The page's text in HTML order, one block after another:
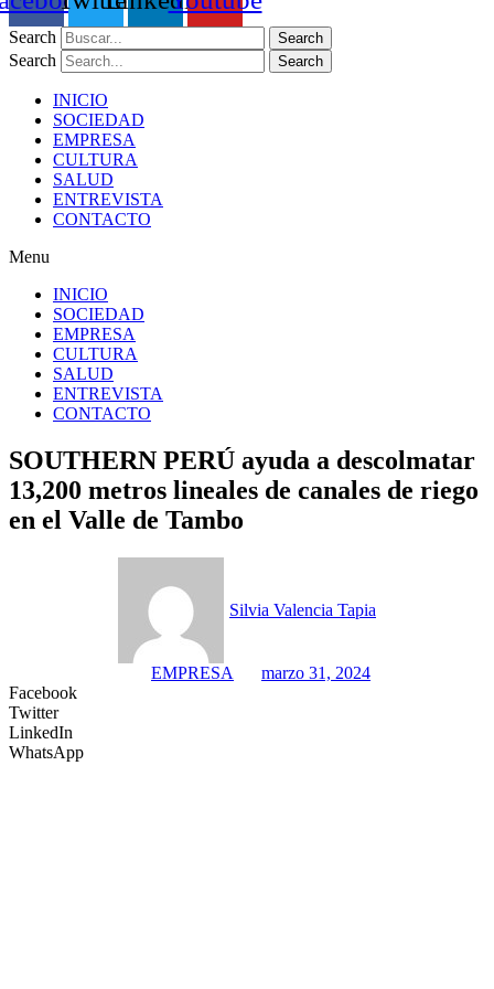
Search Search
Search Search
INICIO
SOCIEDAD
EMPRESA
CULTURA
SALUD
ENTREVISTA
CONTACTO
Menu
INICIO
SOCIEDAD
EMPRESA
CULTURA
SALUD
ENTREVISTA
CONTACTO
SOUTHERN PERÚ ayuda a descolmatar
13,200 metros lineales de canales de riego
en el Valle de Tambo
Silvia Valencia Tapia
EMPRESA
marzo 31, 2024
Facebook
Twitter
LinkedIn
WhatsApp